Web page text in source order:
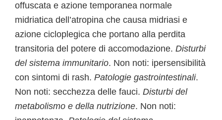
offuscata e azione temporanea normale
midriatica dell’atropina che causa midriasi e
azione cicloplegica che portano alla perdita
transitoria del potere di accomodazione. Disturbi
del sistema immunitario. Non noti: ipersensibilità
con sintomi di rash. Patologie gastrointestinali.
Non noti: secchezza delle fauci. Disturbi del
metabolismo e della nutrizione. Non noti: